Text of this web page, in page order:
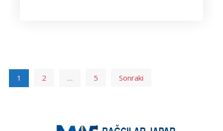
Yazı
sayfalaması
1 2 … 5 Sonraki